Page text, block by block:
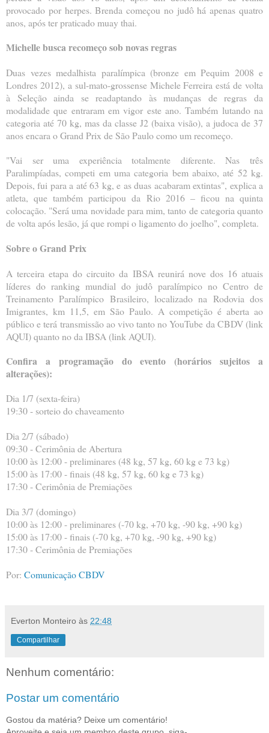
provocado por herpes. Brenda começou no judô há apenas quatro
anos, após ter praticado muay thai.
Michelle busca recomeço sob novas regras
Duas vezes medalhista paralímpica (bronze em Pequim 2008 e
Londres 2012), a sul-mato-grossense Michele Ferreira está de volta
à Seleção ainda se readaptando às mudanças de regras da
modalidade que entraram em vigor este ano. Também lutando na
categoria até 70 kg, mas da classe J2 (baixa visão), a judoca de 37
anos encara o Grand Prix de São Paulo como um recomeço.
"Vai ser uma experiência totalmente diferente. Nas três
Paralimpíadas, competi em uma categoria bem abaixo, até 52 kg.
Depois, fui para a até 63 kg, e as duas acabaram extintas", explica a
atleta, que também participou da Rio 2016 – ficou na quinta
colocação. "Será uma novidade para mim, tanto de categoria quanto
de volta após lesão, já que rompi o ligamento do joelho", completa.
Sobre o Grand Prix
A terceira etapa do circuito da IBSA reunirá nove dos 16 atuais
líderes do ranking mundial do judô paralímpico no Centro de
Treinamento Paralímpico Brasileiro, localizado na Rodovia dos
Imigrantes, km 11,5, em São Paulo. A competição é aberta ao
público e terá transmissão ao vivo tanto no YouTube da CBDV (link
AQUI) quanto no da IBSA (link AQUI).
Confira a programação do evento (horários sujeitos a
alterações):
Dia 1/7 (sexta-feira)
19:30 - sorteio do chaveamento
Dia 2/7 (sábado)
09:30 - Cerimônia de Abertura
10:00 às 12:00 - preliminares (48 kg, 57 kg, 60 kg e 73 kg)
15:00 às 17:00 - finais (48 kg, 57 kg, 60 kg e 73 kg)
17:30 - Cerimônia de Premiações
Dia 3/7 (domingo)
10:00 às 12:00 - preliminares (-70 kg, +70 kg, -90 kg, +90 kg)
15:00 às 17:00 - finais (-70 kg, +70 kg, -90 kg, +90 kg)
17:30 - Cerimônia de Premiações
Por: Comunicação CBDV
Everton Monteiro às 22:48
Compartilhar
Nenhum comentário:
Postar um comentário
Gostou da matéria? Deixe um comentário!